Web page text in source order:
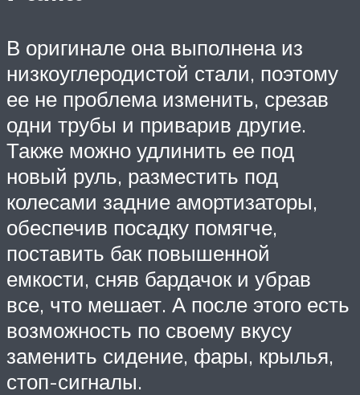
В оригинале она выполнена из
низкоуглеродистой стали, поэтому
ее не проблема изменить, срезав
одни трубы и приварив другие.
Также можно удлинить ее под
новый руль, разместить под
колесами задние амортизаторы,
обеспечив посадку помягче,
поставить бак повышенной
емкости, сняв бардачок и убрав
все, что мешает. А после этого есть
возможность по своему вкусу
заменить сидение, фары, крылья,
стоп-сигналы.